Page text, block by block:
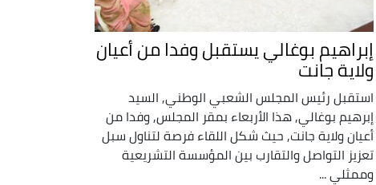
إبراهيم بوغالي يستقبل وفدا من أعيان
ولاية جانت
استقبل رئيس المجلس الشعبي الوطني, السيد
إبرهيم بوغالي, هذا الأربعاء بمقر المجلس, وفدا من
أعيان ولاية جانت, حيث شكل اللقاء فرصة لتناول سبل
تعزيز التواصل والتقارب بين المؤسسة التشريعية
وممثلي ...